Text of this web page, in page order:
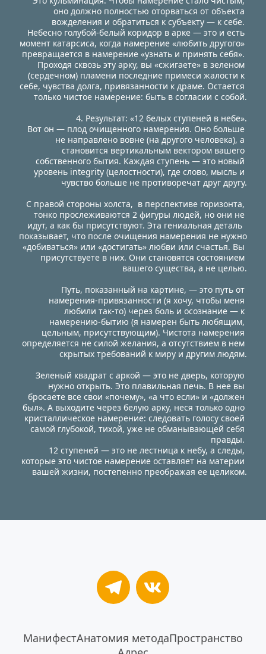
оно должно полностью оторваться от объекта
вожделения и обратиться к субъекту — к себе.
Небесно голубой-белый коридор в арке — это и есть
момент катарсиса, когда намерение «любить другого»
превращается в намерение «узнать и принять себя».
Проходя сквозь эту арку, вы «сжигаете» в зеленом
(сердечном) пламени последние примеси жалости к
себе, чувства долга, привязанности к драме. Остается
только чистое намерение: быть в согласии с собой.
4. Результат: «12 белых ступеней в небе».
Вот он — плод очищенного намерения. Оно больше
не направлено вовне (на другого человека), а
становится вертикальным вектором вашего
собственного бытия. Каждая ступень — это новый
уровень integrity (целостности), где слово, мысль и
чувство больше не противоречат друг другу.
С правой стороны холста,  в перспективе горизонта,
тонко прослеживаются 2 фигуры людей, но они не
идут, а как бы присутствуют. Эта гениальная деталь
показывает, что после очищения намерения не нужно
«добиваться» или «достигать» любви или счастья. Вы
присутствуете в них. Они становятся состоянием
вашего существа, а не целью.
Путь, показанный на картине, — это путь от
намерения-привязанности (я хочу, чтобы меня
любили так-то) через боль и осознание — к
намерению-бытию (я намерен быть любящим,
цельным, присутствующим). Чистота намерения
определяется не силой желания, а отсутствием в нем
скрытых требований к миру и другим людям.
Зеленый квадрат с аркой — это не дверь, которую
нужно открыть. Это плавильная печь. В нее вы
бросаете все свои «почему», «а что если» и «должен
был». А выходите через белую арку, неся только одно
кристаллическое намерение: следовать голосу своей
самой глубокой, тихой, уже не обманывающей себя
правды.
12 ступеней — это не лестница к небу, а следы,
которые это чистое намерение оставляет на материи
вашей жизни, постепенно преображая ее целиком.
МанифестАнатомия методаПространство